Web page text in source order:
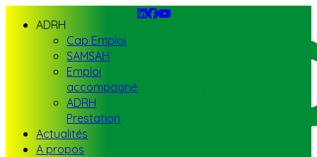
ADRH
Cap Emploi
SAMSAH
Emploi
accompagné
ADRH
Prestation
Actualités
A propos